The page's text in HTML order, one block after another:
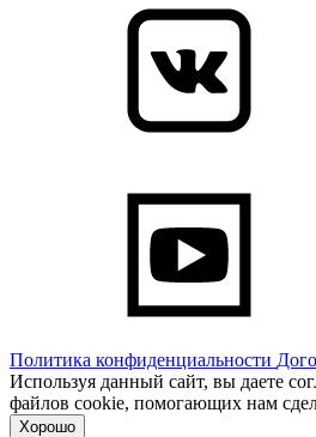
Политика конфиденциальности
Используя данный сайт, вы даете
файлов cookie, помогающих нам
Хорошо